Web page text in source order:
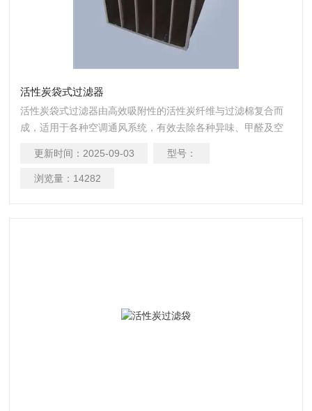
活性炭袋式过滤器
活性炭袋式过滤器由高效吸附性的活性炭纤维与过滤棉复合而
成，适用于各种空调通风系统，有效去除各种异味、甲醛及空
更新时间： 2025-09-03 型号：
浏览量： 14282